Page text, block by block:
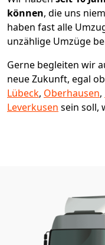
können, die uns
haben fast alle
unzählige Umzüge
Gerne begleiten wir
neue Zukunft, egal
Lübeck, Oberhausen,
Leverkusen sein soll,